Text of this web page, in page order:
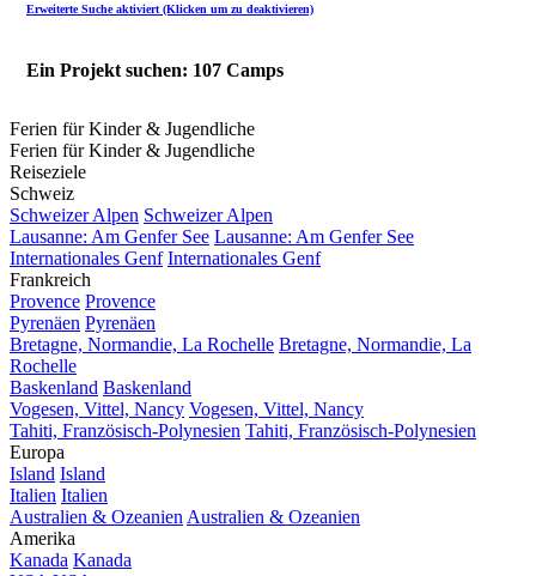
Erweiterte Suche aktiviert (Klicken um zu deaktivieren)
Ein Projekt suchen: 107 Camps
Ferien für Kinder & Jugendliche
Ferien für Kinder & Jugendliche
Reiseziele
Schweiz
Schweizer Alpen Schweizer Alpen
Lausanne: Am Genfer See Lausanne: Am Genfer See
Internationales Genf Internationales Genf
Frankreich
Provence Provence
Pyrenäen Pyrenäen
Bretagne, Normandie, La Rochelle Bretagne, Normandie, La
Rochelle
Baskenland Baskenland
Vogesen, Vittel, Nancy Vogesen, Vittel, Nancy
Tahiti, Französisch-Polynesien Tahiti, Französisch-Polynesien
Europa
Island Island
Italien Italien
Australien & Ozeanien Australien & Ozeanien
Amerika
Kanada Kanada